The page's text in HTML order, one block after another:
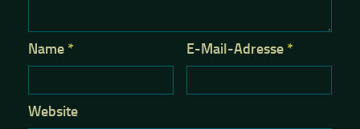
Name * E-Mail-Adresse *
Website